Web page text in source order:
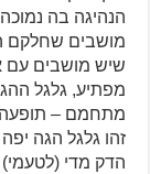
הנהיגה בה נמוכה
מושבים שחלקם
שיש מושבים עם
מפתיע, גלגל
מתחמם – תופעה
זהו גלגל הגה יפה
הדק מדי (לטעמי)